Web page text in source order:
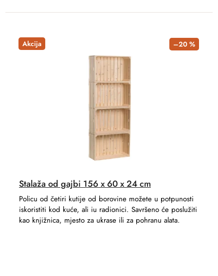
Akcija –20 %
Stalaža od gajbi 156 x 60 x 24 cm
Policu od četiri kutije od borovine možete u potpunosti
iskoristiti kod kuće, ali iu radionici. Savršeno će poslužiti
kao knjižnica, mjesto za ukrase ili za pohranu alata.